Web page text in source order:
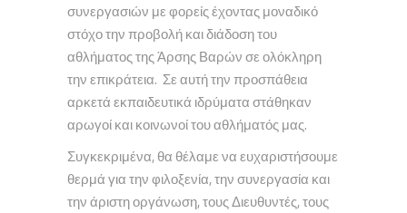
συνεργασιών με φορείς έχοντας μοναδικό
στόχο την προβολή και διάδοση του
αθλήματος της Άρσης Βαρών σε ολόκληρη
την επικράτεια. Σε αυτή την προσπάθεια
αρκετά εκπαιδευτικά ιδρύματα στάθηκαν
αρωγοί και κοινωνοί του αθλήματός μας.
Συγκεκριμένα, θα θέλαμε να ευχαριστήσουμε
θερμά για την φιλοξενία, την συνεργασία και
την άριστη οργάνωση, τους Διευθυντές, τους